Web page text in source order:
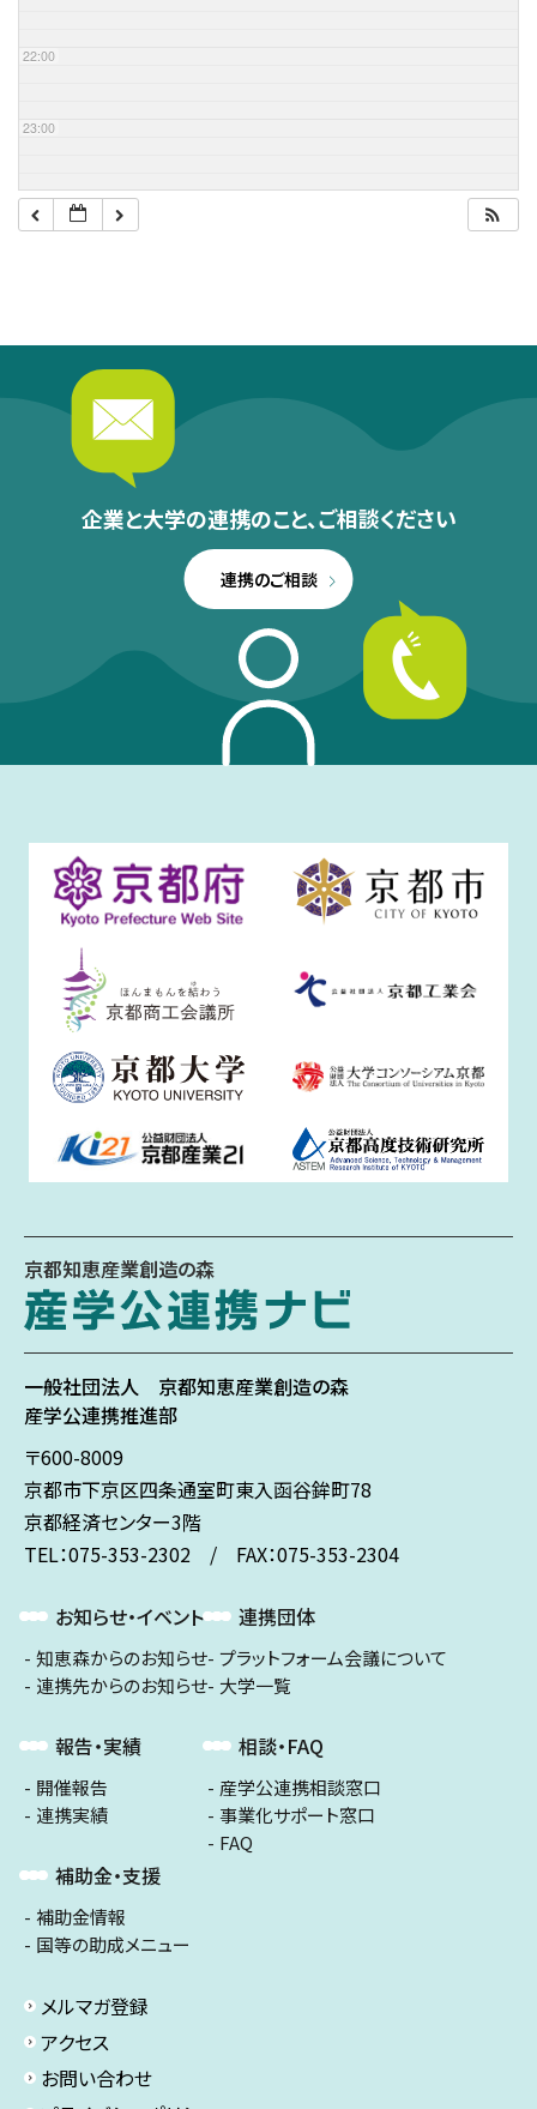
22:00
23:00
企業と大学の連携のこと、ご相談ください
連携のご相談
京都知恵産業創造の森
一般社団法人 京都知恵産業創造の森
産学公連携推進部
〒600-8009
京都市下京区四条通室町東入函谷鉾町78
京都経済センター3階
TEL：075-353-2302 / FAX：075-353-2304
お知らせ・イベント
知恵森からのお知らせ
連携先からのお知らせ
報告・実績
開催報告
連携実績
補助金・支援
補助金情報
国等の助成メニュー
連携団体
プラットフォーム会議について
大学一覧
相談・FAQ
産学公連携相談窓口
事業化サポート窓口
FAQ
メルマガ登録
アクセス
お問い合わせ